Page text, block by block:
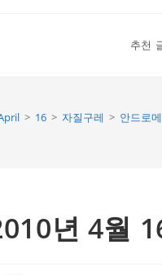
추천
> 16 > 자질구레 > 안드로
년 4월